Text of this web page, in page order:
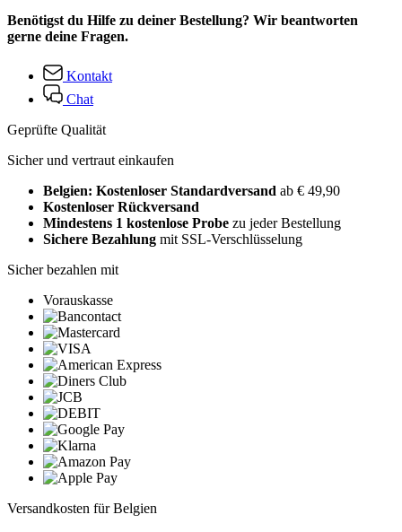
Benötigst du Hilfe zu deiner Bestellung? Wir beantworten
gerne deine Fragen.
Kontakt
Chat
Geprüfte Qualität
Sicher und vertraut einkaufen
Belgien: Kostenloser Standardversand ab € 49,90
Kostenloser Rückversand
Mindestens 1 kostenlose Probe zu jeder Bestellung
Sichere Bezahlung mit SSL-Verschlüsselung
Sicher bezahlen mit
Vorauskasse
Versandkosten für Belgien